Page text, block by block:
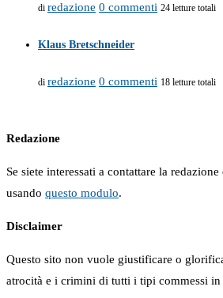
di redazione 0 commenti 24 letture totali
Klaus Bretschneider
di redazione 0 commenti 18 letture totali
Redazione
Se siete interessati a contattare la
usando questo modulo.
Disclaimer
Questo sito non vuole giustificare o
atrocità e i crimini di tutti i tipi commessi